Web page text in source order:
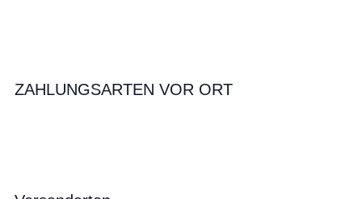
ZAHLUNGSARTEN VOR ORT